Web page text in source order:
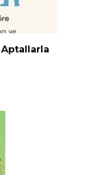
Aptallarla